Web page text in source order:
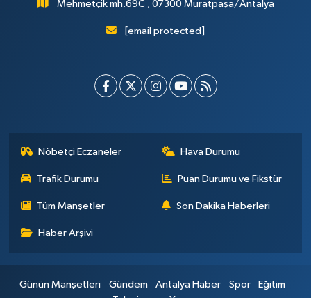
Mehmetçik mh.69C , 07300 Muratpaşa/Antalya
[email protected]
Nöbetçi Eczaneler Hava Durumu
Trafik Durumu Puan Durumu ve Fikstür
Tüm Manşetler Son Dakika Haberleri
Haber Arşivi
Günün Manşetleri Gündem Antalya Haber Spor
Eğitim